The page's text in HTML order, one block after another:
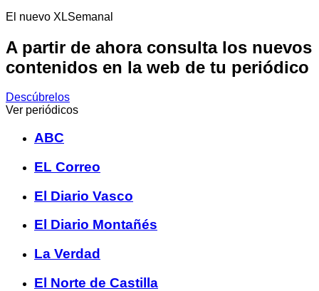
El nuevo XLSemanal
A partir de ahora consulta los nuevos
contenidos en la web de tu periódico
Descúbrelos
Ver periódicos
ABC
EL Correo
El Diario Vasco
El Diario Montañés
La Verdad
El Norte de Castilla